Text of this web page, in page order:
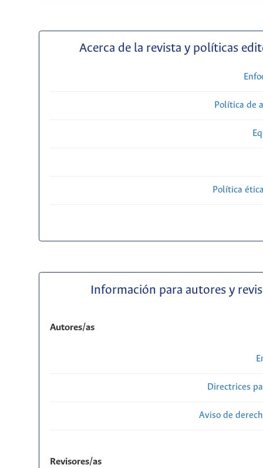
Acerca de la revista y políticas
Política de
Política
Información para autores y
Autores/as
Directrices
Aviso de
Revisores/as